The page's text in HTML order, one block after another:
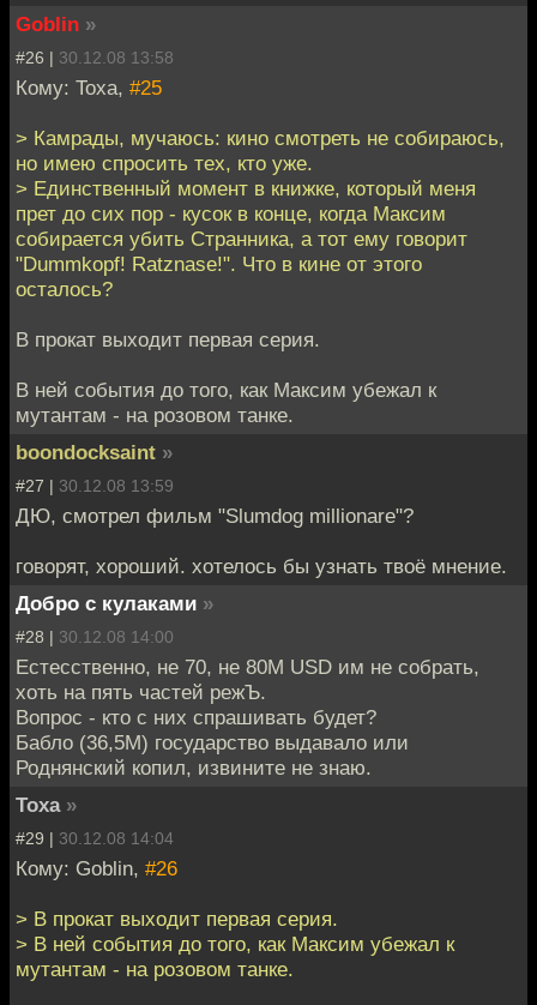
Goblin »
#26 | 30.12.08 13:58
Кому: Toxa, #25
> Камрады, мучаюсь: кино смотреть не собираюсь,
но имею спросить тех, кто уже.
> Единственный момент в книжке, который меня
прет до сих пор - кусок в конце, когда Максим
собирается убить Странника, а тот ему говорит
"Dummkopf! Ratznase!". Что в кине от этого
осталось?
В прокат выходит первая серия.
В ней события до того, как Максим убежал к
мутантам - на розовом танке.
boondocksaint »
#27 | 30.12.08 13:59
ДЮ, смотрел фильм "Slumdog millionare"?
говорят, хороший. хотелось бы узнать твоё мнение.
Добро с кулаками »
#28 | 30.12.08 14:00
Естесственно, не 70, не 80M USD им не собрать,
хоть на пять частей режЪ.
Вопрос - кто с них спрашивать будет?
Бабло (36,5М) государство выдавало или
Роднянский копил, извините не знаю.
Toxa »
#29 | 30.12.08 14:04
Кому: Goblin, #26
> В прокат выходит первая серия.
> В ней события до того, как Максим убежал к
мутантам - на розовом танке.